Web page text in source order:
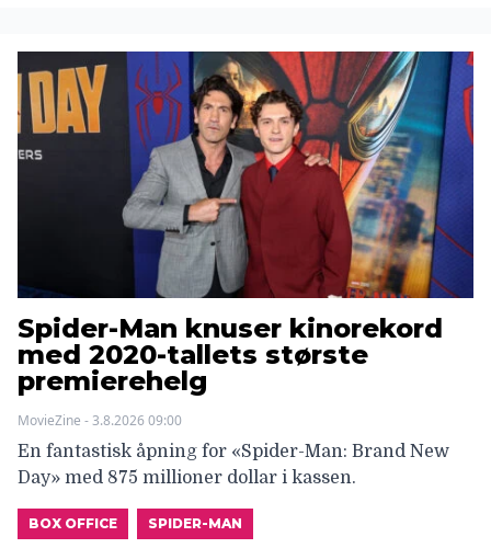
Spider-Man knuser kinorekord
med 2020-tallets største
premierehelg
MovieZine - 3.8.2026 09:00
En fantastisk åpning for «Spider-Man: Brand New
Day» med 875 millioner dollar i kassen.
BOX OFFICE SPIDER-MAN